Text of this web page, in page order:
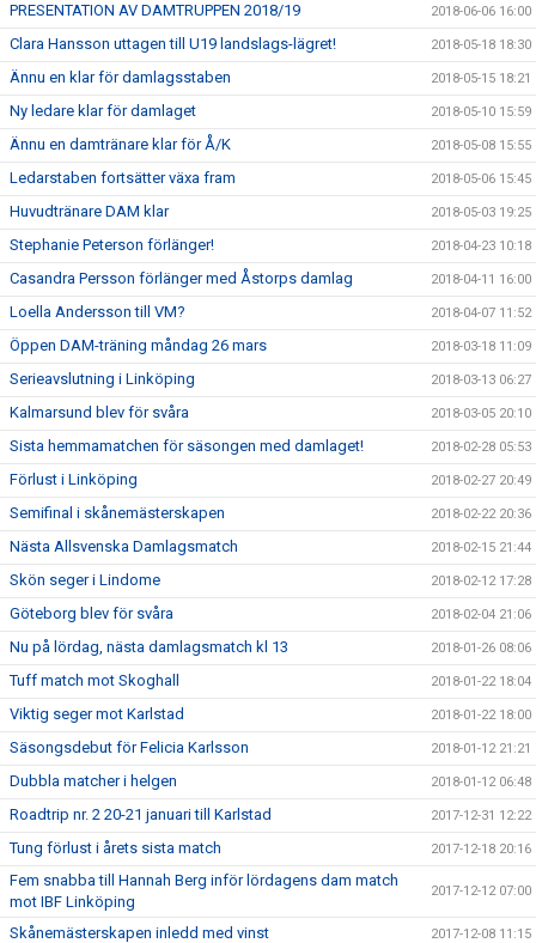
PRESENTATION AV DAMTRUPPEN 2018/19 2018-06-06 16:00
Clara Hansson uttagen till U19 landslags-lägret! 2018-05-18 18:30
Ännu en klar för damlagsstaben 2018-05-15 18:21
Ny ledare klar för damlaget 2018-05-10 15:59
Ännu en damtränare klar för Å/K 2018-05-08 15:55
Ledarstaben fortsätter växa fram 2018-05-06 15:45
Huvudtränare DAM klar 2018-05-03 19:25
Stephanie Peterson förlänger! 2018-04-23 10:18
Casandra Persson förlänger med Åstorps damlag 2018-04-11 16:00
Loella Andersson till VM? 2018-04-07 11:52
Öppen DAM-träning måndag 26 mars 2018-03-18 11:09
Serieavslutning i Linköping 2018-03-13 06:27
Kalmarsund blev för svåra 2018-03-05 20:10
Sista hemmamatchen för säsongen med damlaget! 2018-02-28 05:53
Förlust i Linköping 2018-02-27 20:49
Semifinal i skånemästerskapen 2018-02-22 20:36
Nästa Allsvenska Damlagsmatch 2018-02-15 21:44
Skön seger i Lindome 2018-02-12 17:28
Göteborg blev för svåra 2018-02-04 21:06
Nu på lördag, nästa damlagsmatch kl 13 2018-01-26 08:06
Tuff match mot Skoghall 2018-01-22 18:04
Viktig seger mot Karlstad 2018-01-22 18:00
Säsongsdebut för Felicia Karlsson 2018-01-12 21:21
Dubbla matcher i helgen 2018-01-12 06:48
Roadtrip nr. 2 20-21 januari till Karlstad 2017-12-31 12:22
Tung förlust i årets sista match 2017-12-18 20:16
Fem snabba till Hannah Berg inför lördagens dam match
mot IBF Linköping
2017-12-12 07:00
Skånemästerskapen inledd med vinst 2017-12-08 11:15